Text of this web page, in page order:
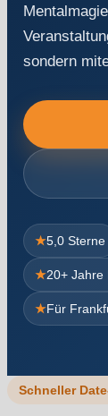
sondern
★5,0 Sterne
★20+ Jahre
★Für
Schneller